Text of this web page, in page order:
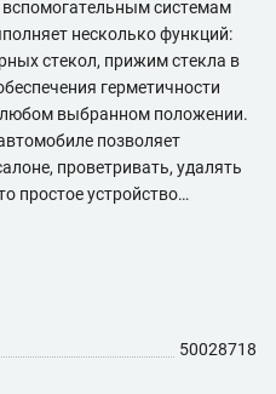
системам
несколько функций:
стекол, прижим стекла в
герметичности
любом выбранном положении.
позволяет
проветривать, удалять
простое устройство
автомобиля, позволяя в
50028718